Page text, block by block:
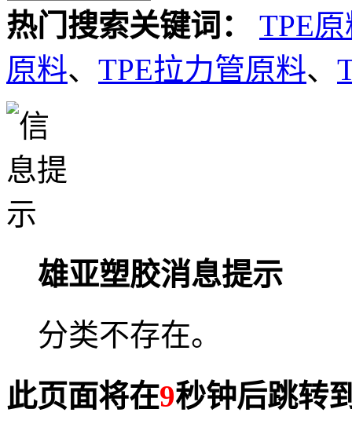
热门搜索关键词： TPE
原料、 TPE拉力管原料、
雄亚塑胶消息提示
分类不存在。
此页面将在9秒钟后跳转